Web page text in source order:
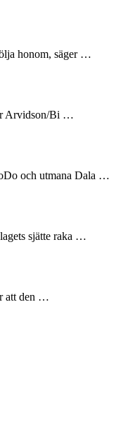
honom, säger …
Arvidson/Bi …
och utmana Dala …
sjätte raka …
att den …